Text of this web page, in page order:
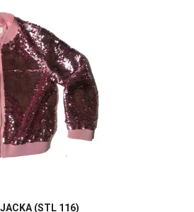
(STL 116)